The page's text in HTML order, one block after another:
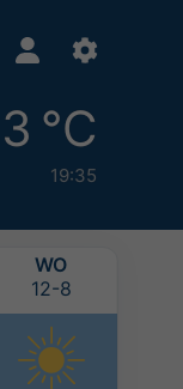
°C
19:35
WO
12-8